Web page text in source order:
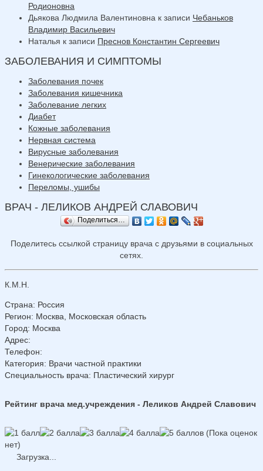
Родионовна
Дьякова Людмила Валентиновна к записи Чебаньков
Владимир Васильевич
Наталья к записи Преснов Константин Сергеевич
ЗАБОЛЕВАНИЯ И СИМПТОМЫ
Заболевания почек
Заболевания кишечника
Заболевание легких
Диабет
Кожные заболевания
Нервная система
Вирусные заболевания
Венерические заболевания
Гинекологические заболевания
Переломы, ушибы
ВРАЧ - ЛЕЛИКОВ АНДРЕЙ СЛАВОВИЧ
Поделиться…
Поделитесь ссылкой страницу врача с друзьями в социальных
сетях.
К.М.Н.
Страна: Россия
Регион: Москва, Московская область
Город: Москва
Адрес:
Телефон:
Категория: Врачи частной практики
Специальность врача: Пластический хирург
Рейтинг врача мед.учреждения - Леликов Андрей Славович
(Пока оценок
нет)
Загрузка...